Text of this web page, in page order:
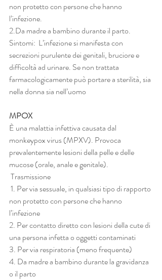
non protetto con persone che hanno
l’infezione.
2.Da madre a bambino durante il parto.
Sintomi:  L’infezione si manifesta con
secrezioni purulente dei genitali, bruciore e
difficoltà ad urinare. Se non trattata
farmacologicamente può portare a sterilità, sia
nella donna sia nell’uomo
MPOX
È una malattia infettiva causata dal
monkeypox virus (MPXV). Provoca
prevalentemente lesioni della pelle e delle
mucose (orale, anale e genitale).
Trasmissione
non protetto con persone che hanno
l’infezione
2. Per contatto diretto con lesioni della cute di
una persona infetta o oggetti contaminati
3. Per via respiratoria (meno frequente)
4. Da madre a bambino durante la gravidanza
o il parto